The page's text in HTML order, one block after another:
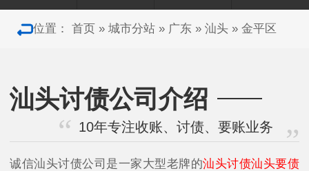
位置： 首页» 城市分站» 广东» 汕头» 金平区
汕头讨债公司介绍
10年专注收账、讨债、要账业务
诚信汕头讨债公司是一家大型老牌的汕头讨债汕头要债